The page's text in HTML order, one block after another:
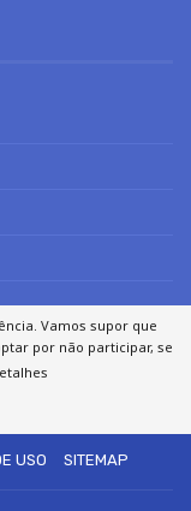
USO SITEMAP
Vamos supor que
por não participar, se